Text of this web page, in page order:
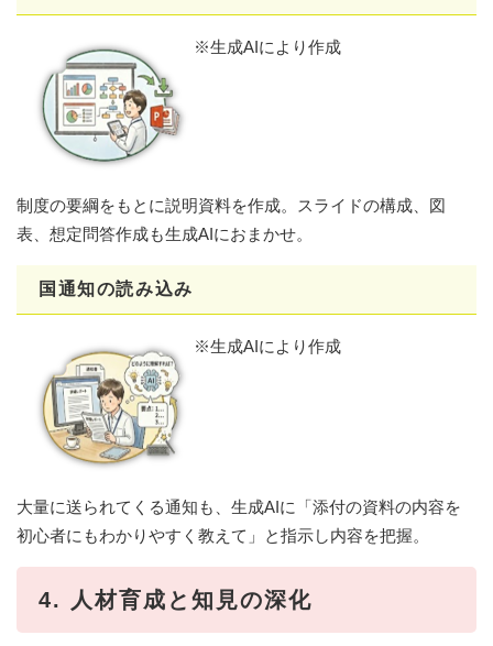
​※生成AIにより作成
制度の要綱をもとに説明資料を作成。スライドの構成、図
表、想定問答作成も生成AIにおまかせ。
国通知の読み込み
​※生成AIにより作成
大量に送られてくる通知も、生成AIに「添付の資料の内容を
初心者にもわかりやすく教えて」と指示し内容を把握。
4. 人材育成と知見の深化